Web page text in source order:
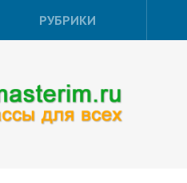
РУБРИКИ